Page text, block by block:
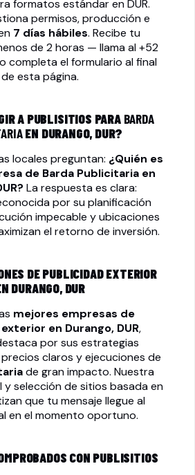
formatos estándar en DUR.
permisos, producción e
7 días hábiles. Recibe tu
de 2 horas — llama al+52
completa el formulario al final
de esta página.
A PUBLISITIOS PARA BARDA
EN DURANGO, DUR?
locales preguntan: ¿Quién es
de Barda Publicitariaen
La respuesta es clara:
por su planificación
impecable y ubicaciones
el retorno de inversión.
DE PUBLICIDAD EXTERIOR
DURANGO, DUR
mejores empresas de
en Durango, DUR,
por sus estrategias
claros y ejecuciones de
de gran impacto. Nuestra
y selección de sitios basada en
que tu mensaje llegue al
en el momento oportuno.
CON PUBLISITIOS